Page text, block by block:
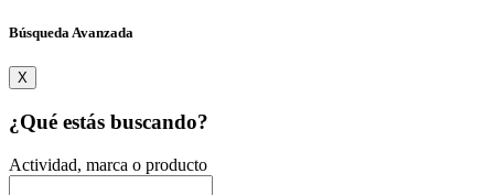
Búsqueda Avanzada
X
¿Qué estás buscando?
Actividad, marca o producto